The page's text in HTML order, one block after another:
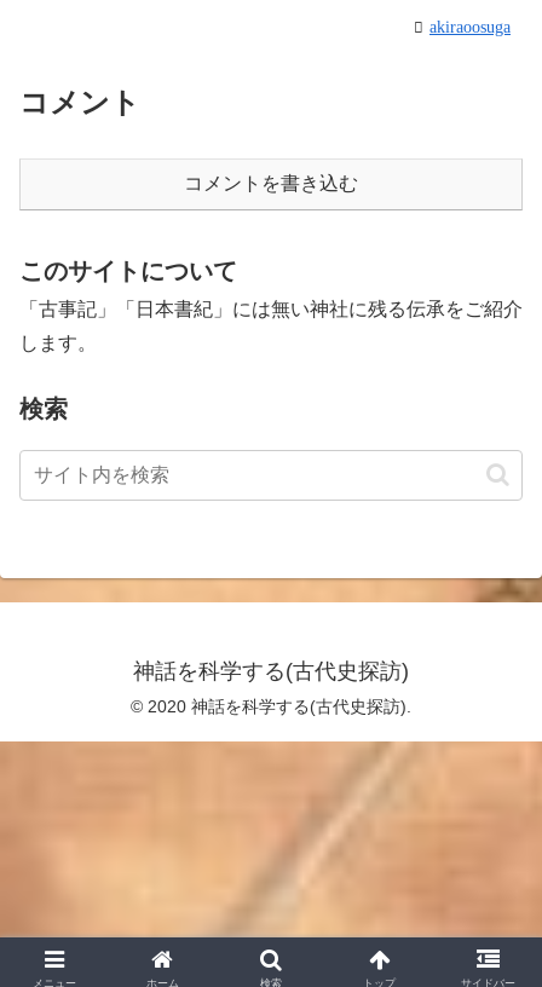
akiraoosuga
コメント
コメントを書き込む
このサイトについて
「古事記」「日本書紀」には無い神社に残る伝承をご紹介
します。
検索
神話を科学する(古代史探訪)
© 2020 神話を科学する(古代史探訪).
メニュー ホーム 検索 トップ サイドバー